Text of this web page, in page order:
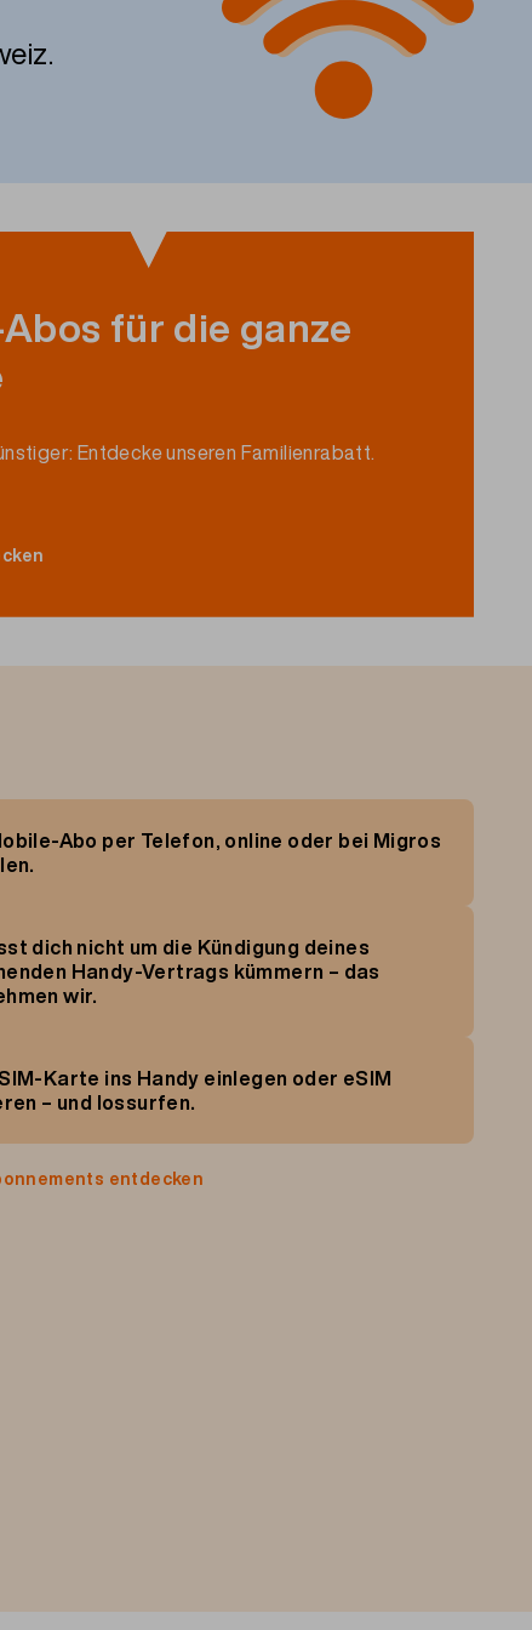
für die ganze
: Entdeckeunseren Familienrabatt.
Abo per Telefon, online oder bei Migros
.
dich nicht um die Kündigung deines
Handy-Vertrags kümmern – das
wir.
SIM-Karte ins Handy einlegen oder eSIM
– und lossurfen.
entdecken